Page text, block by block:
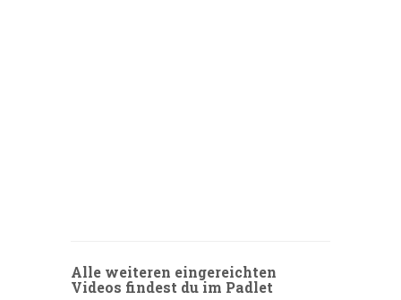
Alle weiteren eingereichten
Videos findest du im Padlet